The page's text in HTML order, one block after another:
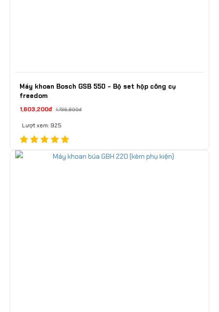
Máy khoan Bosch GSB 550 - Bộ set hộp công cụ
freedom
1,603,200đ 1,736,800đ
Lượt xem: 925